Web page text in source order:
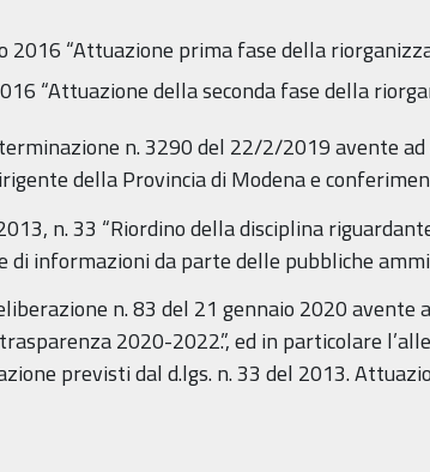
2016 “Attuazione prima fase della
“Attuazione della seconda fase della
n. 3290 del 22/2/2019 avente
della Provincia di Modena e
n. 33 “Riordino della disciplina
informazioni da parte delle pubbliche
n. 83 del 21 gennaio 2020
2020-2022.”, ed in particolare
previsti dal d.lgs. n. 33 del 2013.